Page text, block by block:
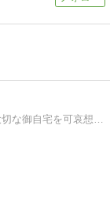
塗装職人の女房になって、初めて解った事大切な御自宅を可哀想な家にして欲しくありません。